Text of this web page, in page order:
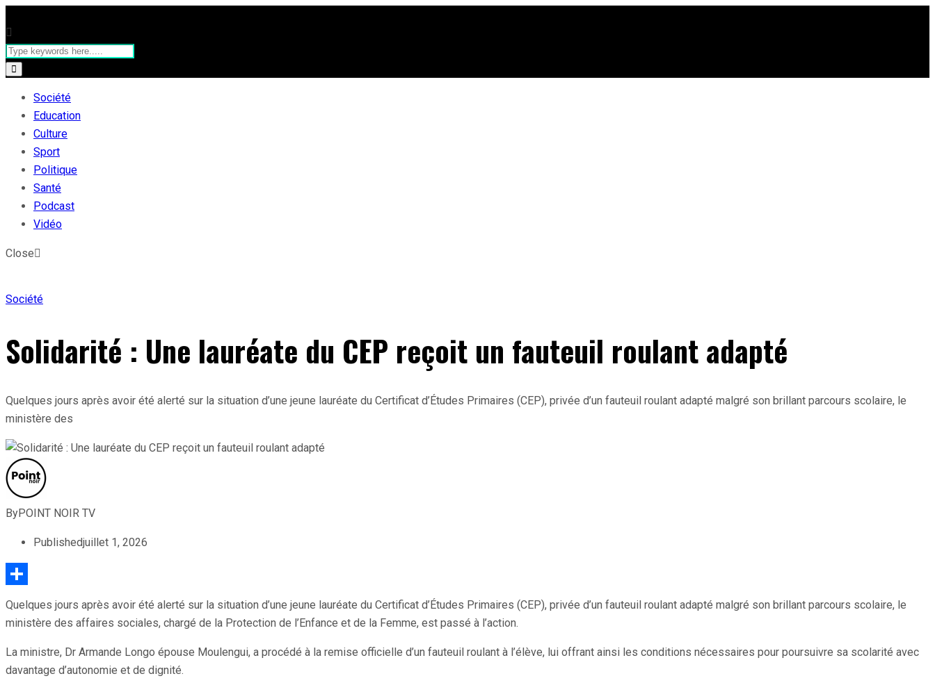
Société
Education
Culture
Sport
Politique
Santé
Podcast
Vidéo
Close
Société
Solidarité : Une lauréate du CEP reçoit un fauteuil roulant adapté
Quelques jours après avoir été alerté sur la situation d’une jeune lauréate du Certificat d’Études Primaires (CEP), privée d’un fauteuil roulant adapté malgré son brillant parcours scolaire, le
ministère des
ByPOINT NOIR TV
Publishedjuillet 1, 2026
Quelques jours après avoir été alerté sur la situation d’une jeune lauréate du Certificat d’Études Primaires (CEP), privée d’un fauteuil roulant adapté malgré son brillant parcours scolaire, le
ministère des affaires sociales, chargé de la Protection de l’Enfance et de la Femme, est passé à l’action.
La ministre, Dr Armande Longo épouse Moulengui, a procédé à la remise officielle d’un fauteuil roulant à l’élève, lui offrant ainsi les conditions nécessaires pour poursuivre sa scolarité avec
davantage d’autonomie et de dignité.